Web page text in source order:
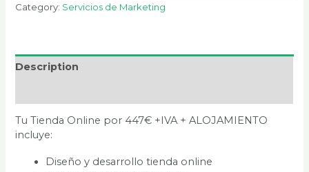
Category: Servicios de Marketing
Description
Tu Tienda Online por 447€ +IVA + ALOJAMIENTO
incluye:
Diseño y desarrollo tienda online